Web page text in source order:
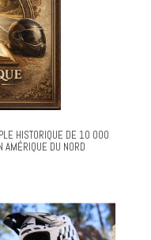
HISTORIQUE DE 10 000
AMÉRIQUE DU NORD